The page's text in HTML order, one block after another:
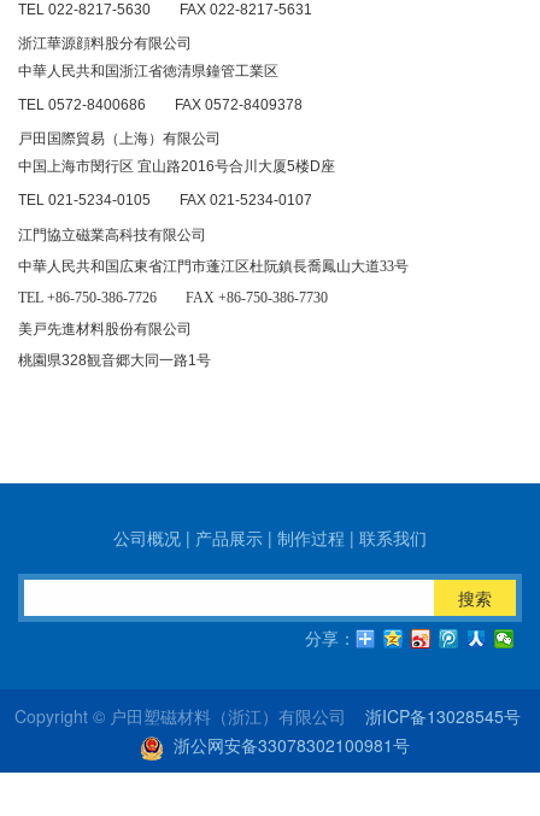
TEL 022-8217-5630 FAX 022-8217-5631
浙江華源顔料股分有限公司
中華人民共和国浙江省徳清県鐘管工業区
TEL 0572-8400686 FAX 0572-8409378
戸田国際貿易（上海）有限公司
中国上海市閔行区 宜山路2016号合川大厦5楼D座
TEL 021-5234-0105 FAX 021-5234-0107
江門協立磁業高科技有限公司
中華人民共和国広東省江門市蓬江区杜阮鎮長喬鳳山大道33号
TEL +86-750-386-7726 FAX +86-750-386-7730
美戸先進材料股份有限公司
桃園県328観音郷大同一路1号
公司概况 | 产品展示 | 制作过程 | 联系我们
搜索
分享：
Copyright © 户田塑磁材料（浙江）有限公司 浙ICP备13028545号
浙公网安备33078302100981号